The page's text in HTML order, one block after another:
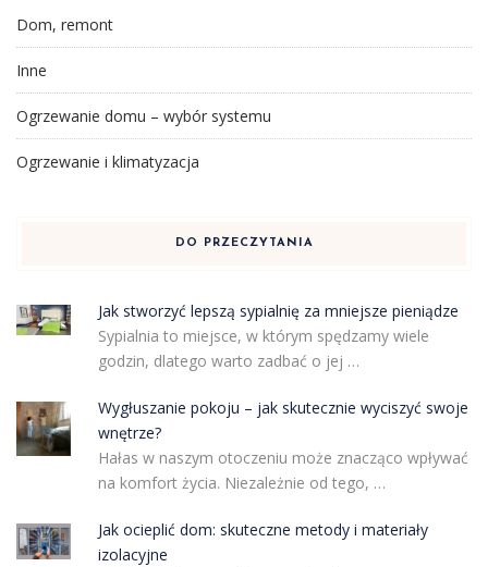
Dom, remont
Inne
Ogrzewanie domu – wybór systemu
Ogrzewanie i klimatyzacja
DO PRZECZYTANIA
Jak stworzyć lepszą sypialnię za mniejsze pieniądze
Sypialnia to miejsce, w którym spędzamy wiele
godzin, dlatego warto zadbać o jej …
Wygłuszanie pokoju – jak skutecznie wyciszyć swoje
wnętrze?
Hałas w naszym otoczeniu może znacząco wpływać
na komfort życia. Niezależnie od tego, …
Jak ocieplić dom: skuteczne metody i materiały
izolacyjne